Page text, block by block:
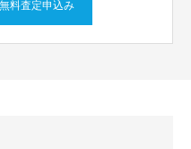
料査定申込み